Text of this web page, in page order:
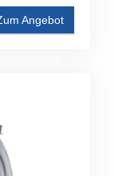
Angebot